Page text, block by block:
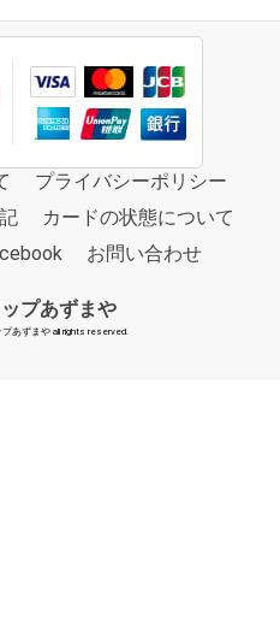
プライバシーポリシー
カードの状態について
お問い合わせ
プあずまや
あずまや all rights reserved.